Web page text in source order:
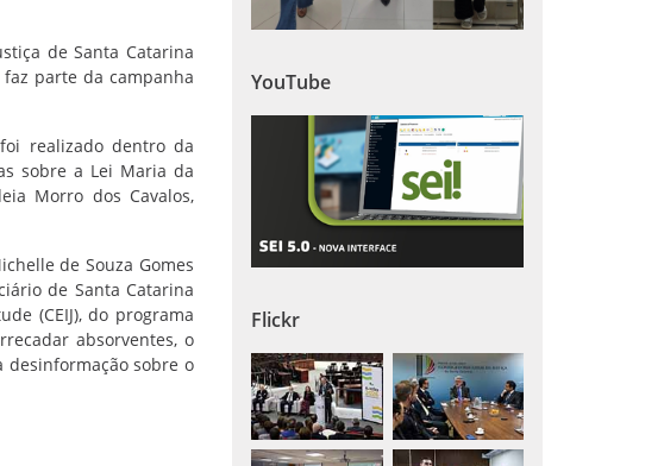
de Santa Catarina
parte da campanha
realizado dentro da
sobre a Lei Maria da
Morro dos Cavalos,
de Souza Gomes
de Santa Catarina
(CEIJ), do programa
absorventes, o
sobre o
YouTube
Flickr